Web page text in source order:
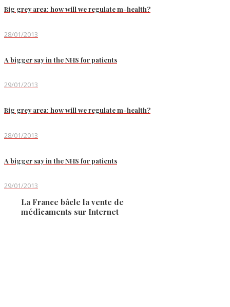
Big grey area: how will we regulate m-health?
28/01/2013
A bigger say in the NHS for patients
29/01/2013
Big grey area: how will we regulate m-health?
28/01/2013
A bigger say in the NHS for patients
29/01/2013
La France bâcle la vente de
médicaments sur Internet